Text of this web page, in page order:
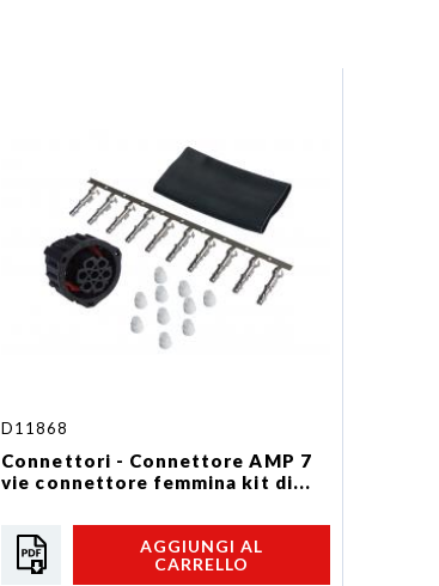
D11868
Connettori - Connettore AMP 7
vie connettore femmina kit di...
AGGIUNGI AL
CARRELLO